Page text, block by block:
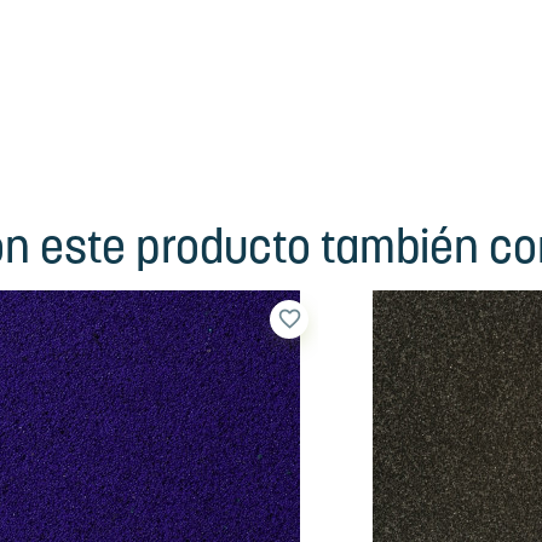
este producto también
favorite_border